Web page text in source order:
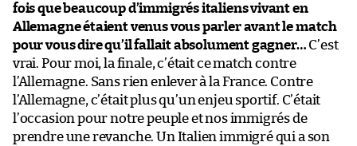
fois que beaucoup d’immigrés italiens vivant en
Allemagne étaient venus vous parler avant le match
pour vous dire qu’il fallait absolument gagner… C’est
vrai. Pour moi, la finale, c’était ce match contre
l’Allemagne. Sans rien enlever à la France. Contre
l’Allemagne, c’était plus qu’un enjeu sportif. C’était
l’occasion pour notre peuple et nos immigrés de
prendre une revanche. Un Italien immigré qui a son